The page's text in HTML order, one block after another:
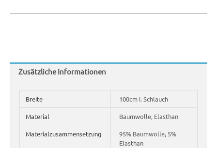
Zusätzliche Informationen
Breite 100cm i. Schlauch
Material Baumwolle, Elasthan
Materialzusammensetzung
95% Baumwolle, 5%
Elasthan